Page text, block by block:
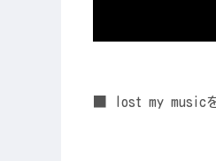
■ lost my music